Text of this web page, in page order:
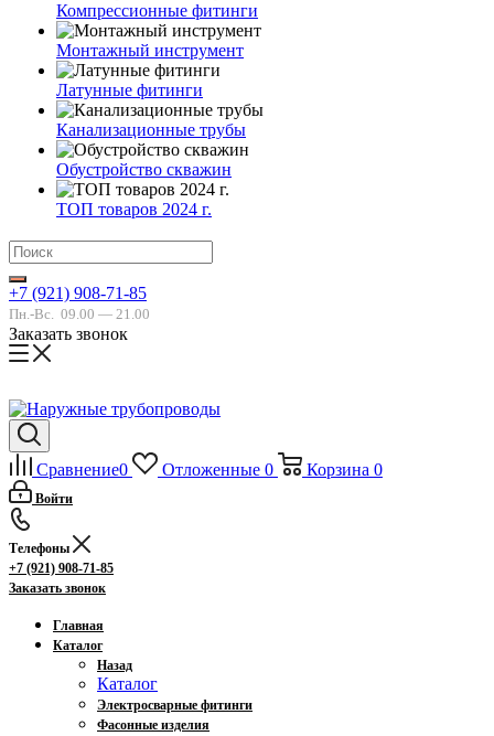
Компрессионные фитинги
Монтажный инструмент
Латунные фитинги
Канализационные трубы
Обустройство скважин
ТОП товаров 2024 г.
+7 (921) 908-71-85
Пн.-Вс. 09.00 — 21.00
Заказать звонок
Сравнение0 Отложенные 0 Корзина 0
Войти
Телефоны
+7 (921) 908-71-85
Заказать звонок
Главная
Каталог
Назад
Каталог
Электросварные фитинги
Фасонные изделия